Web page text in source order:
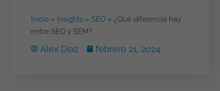
Inicio» Insights» SEO» ¿Qué diferencia hay
entre SEO y SEM?
Alex Díaz febrero 21, 2024